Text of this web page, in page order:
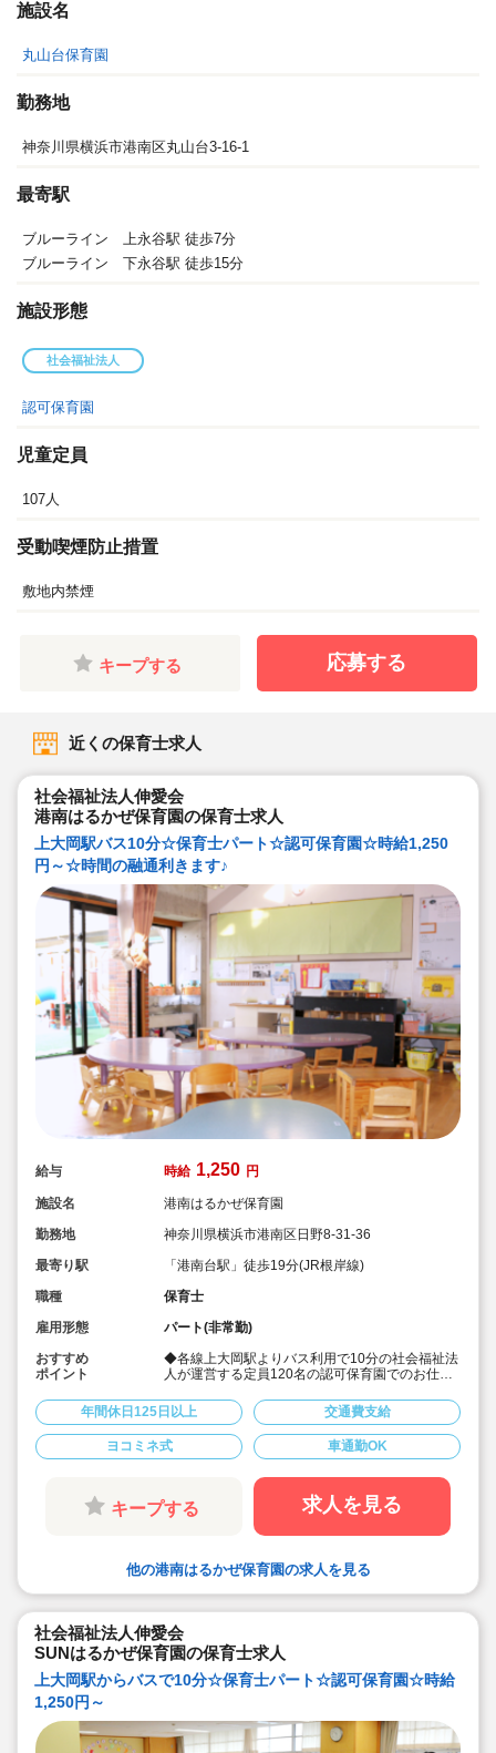
施設名
丸山台保育園
勤務地
神奈川県横浜市港南区丸山台3-16-1
最寄駅
ブルーライン 上永谷駅 徒歩7分
ブルーライン 下永谷駅 徒歩15分
施設形態
社会福祉法人
認可保育園
児童定員
107人
受動喫煙防止措置
敷地内禁煙
キープする 応募する
近くの保育士求人
社会福祉法人伸愛会
港南はるかぜ保育園の保育士求人
上大岡駅バス10分☆保育士パート☆認可保育園☆時給1,250
円～☆時間の融通利きます♪
給与 時給 1,250 円
施設名
港南はるかぜ保育園
勤務地
神奈川県横浜市港南区日野8-31-36
最寄り駅
「港南台駅」徒歩19分(JR根岸線)
職種
保育士
雇用形態
パート(非常勤)
おすすめ
ポイント
◆各線上大岡駅よりバス利用で10分の社会福祉法
人が運営する定員120名の認可保育園でのお仕事
◆自転車、バイクでの通勤もOK！車通勤も駐車
場の空きがあれば可能です！
◆時給1,250円～（交通費別途支給あり）☆
※経験を考慮した加算や昇給の可能性あり
シフト勤務が可能な方をお待ちしています（月曜
～金曜でもご相談可能）！
◆時短勤務でプライベートとのバランスも取りや
年間休日125日以上 交通費支給
ヨコミネ式 車通勤OK
キープする 求人を見る
他の港南はるかぜ保育園の求人を見る
社会福祉法人伸愛会
SUNはるかぜ保育園の保育士求人
上大岡駅からバスで10分☆保育士パート☆認可保育園☆時給
1,250円～